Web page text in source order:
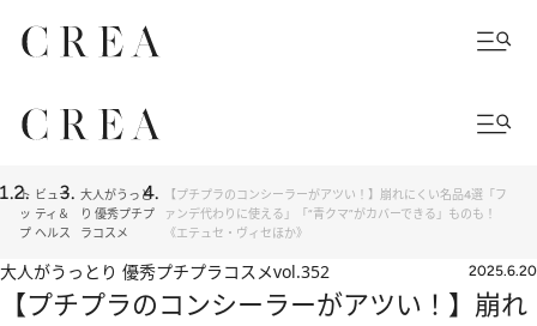
ト
ッ
プ
ビュー
ティ＆
ヘルス
大人がうっと
り 優秀プチプ
ラコスメ
【プチプラのコンシーラーがアツい！】崩れにくい名品4選「フ
ァンデ代わりに使える」「“青クマ”がカバーできる」ものも！
《エテュセ・ヴィセほか》
大人がうっとり 優秀プチプラコスメvol.352 2025.6.20
【プチプラのコンシーラーがアツい！】崩れ